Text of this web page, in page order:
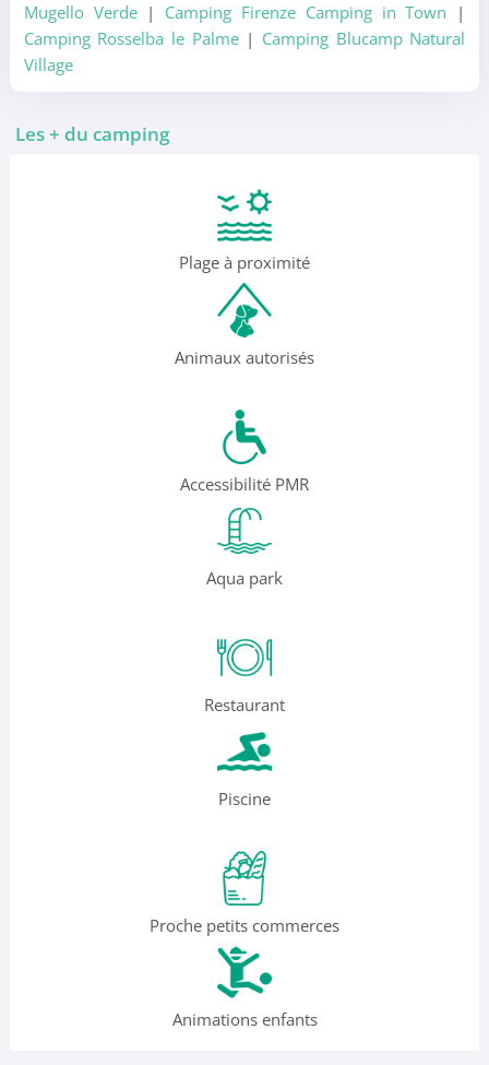
Mugello Verde| Camping Firenze Camping in Town |
Camping Rosselba le Palme| Camping Blucamp Natural
Village
Les + du camping
Plage à proximité
Animaux autorisés
Accessibilité PMR
Aqua park
Restaurant
Piscine
Proche petits commerces
Animations enfants